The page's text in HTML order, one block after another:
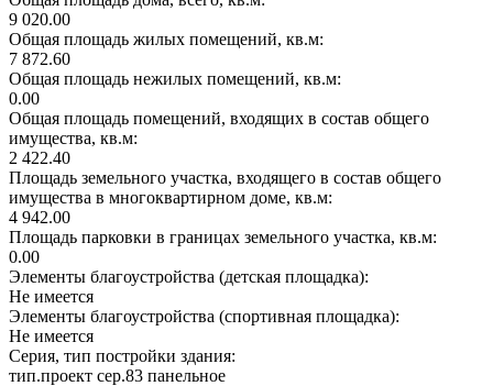
9 020.00
Общая площадь жилых помещений, кв.м:
7 872.60
Общая площадь нежилых помещений, кв.м:
0.00
Общая площадь помещений, входящих в состав общего
имущества, кв.м:
2 422.40
Площадь земельного участка, входящего в состав общего
имущества в многоквартирном доме, кв.м:
4 942.00
Площадь парковки в границах земельного участка, кв.м:
0.00
Элементы благоустройства (детская площадка):
Не имеется
Элементы благоустройства (спортивная площадка):
Не имеется
Серия, тип постройки здания:
тип.проект сер.83 панельное